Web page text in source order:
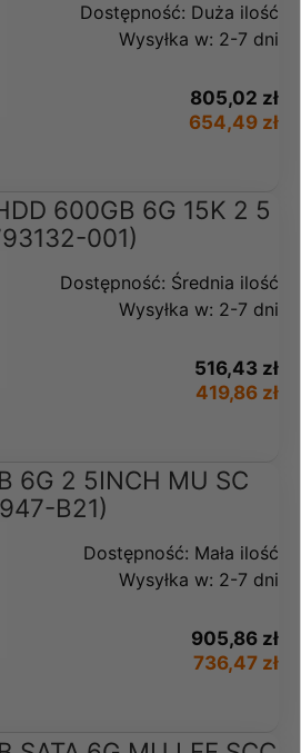
Dostępność: Duża ilość
Wysyłka w: 2-7 dni
805,02 zł
654,49 zł
600GB 6G 15K 2 5
001)
Dostępność: Średnia ilość
Wysyłka w: 2-7 dni
516,43 zł
419,86 zł
6G 2 5INCH MU SC
B21)
Dostępność: Mała ilość
Wysyłka w: 2-7 dni
905,86 zł
736,47 zł